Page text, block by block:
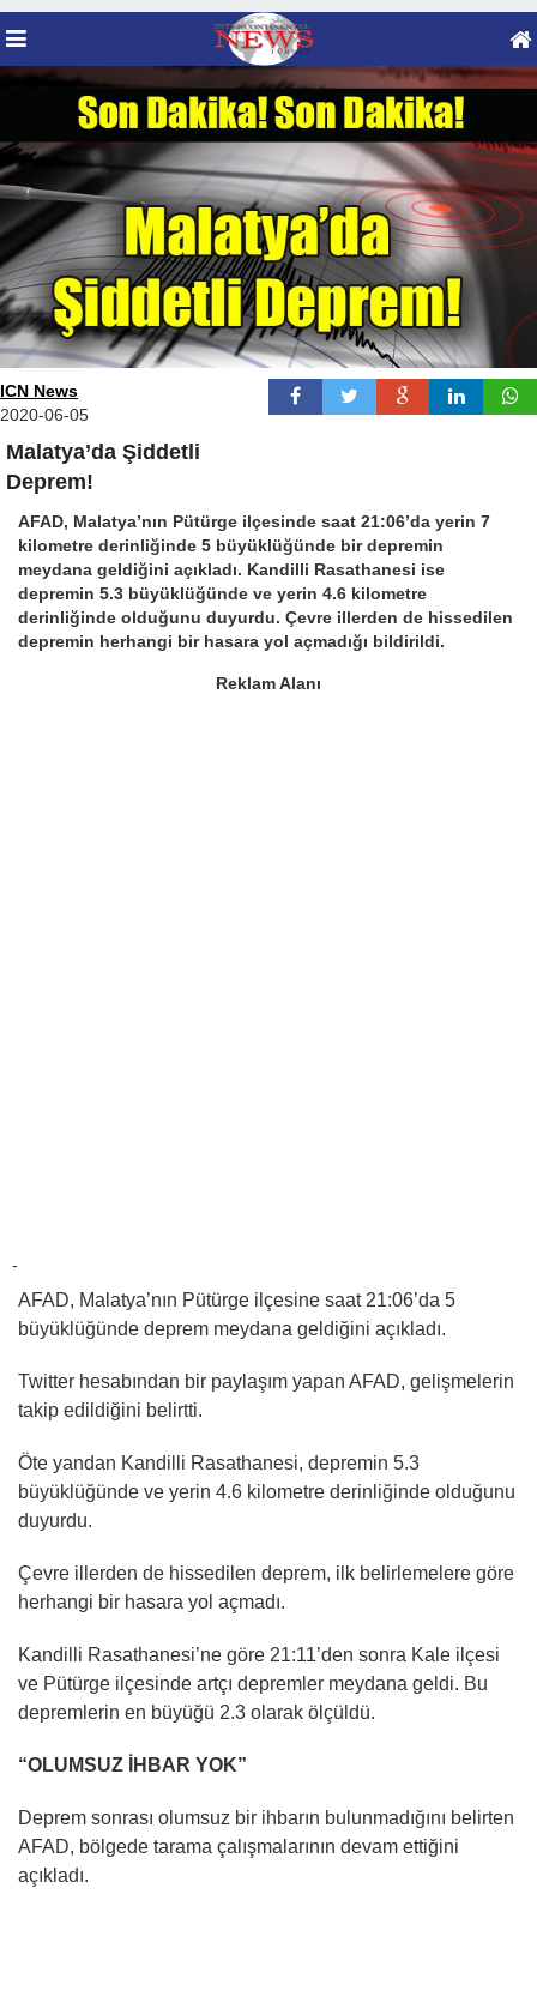
ICN News
2020-06-05
Malatya’da Şiddetli
Deprem!
AFAD, Malatya’nın Pütürge ilçesinde saat 21:06’da yerin 7
kilometre derinliğinde 5 büyüklüğünde bir depremin
meydana geldiğini açıkladı. Kandilli Rasathanesi ise
depremin 5.3 büyüklüğünde ve yerin 4.6 kilometre
derinliğinde olduğunu duyurdu. Çevre illerden de hissedilen
depremin herhangi bir hasara yol açmadığı bildirildi.
Reklam Alanı
-
AFAD, Malatya’nın Pütürge ilçesine saat 21:06’da 5
büyüklüğünde deprem meydana geldiğini açıkladı.
Twitter hesabından bir paylaşım yapan AFAD, gelişmelerin
takip edildiğini belirtti.
Öte yandan Kandilli Rasathanesi, depremin 5.3
büyüklüğünde ve yerin 4.6 kilometre derinliğinde olduğunu
duyurdu.
Çevre illerden de hissedilen deprem, ilk belirlemelere göre
herhangi bir hasara yol açmadı.
Kandilli Rasathanesi’ne göre 21:11’den sonra Kale ilçesi
ve Pütürge ilçesinde artçı depremler meydana geldi. Bu
depremlerin en büyüğü 2.3 olarak ölçüldü.
“OLUMSUZ İHBAR YOK”
Deprem sonrası olumsuz bir ihbarın bulunmadığını belirten
AFAD, bölgede tarama çalışmalarının devam ettiğini
açıkladı.